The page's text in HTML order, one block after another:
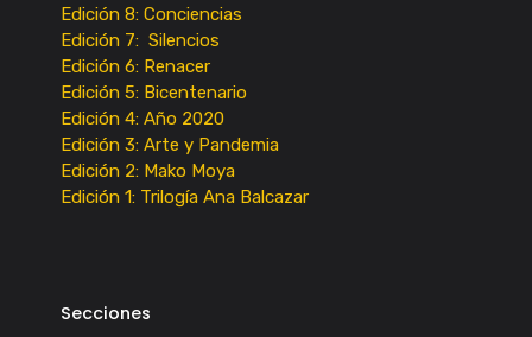
Edición 8: Conciencias
Edición 7: Silencios
Edición 6: Renacer
Edición 5: Bicentenario
Edición 4: Año 2020
Edición 3: Arte y Pandemia
Edición 2: Mako Moya
Edición 1: Trilogía Ana Balcazar
Secciones